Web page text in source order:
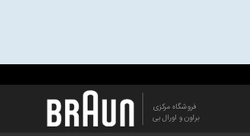
فروشگاه مرکزی
براون و اورال بی